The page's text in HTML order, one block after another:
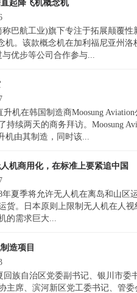
起降飞机概念机
巴航工业)旗下专注于拓展颠覆性
。该款概念机在加利福尼亚州洛
与优步等公司合作参与...
升机在韩国制造商Moosung
续两天的商务拜访。Moosung
机由其制造，同时该...
机商用化，在标准上要紧追中国
夏季将允许无人机在离岛和山区
货。日本原则上限制无人机在人
的需求巨大...
造项目
回族自治区党委副书记、银川市
主席、滨河新区党工委书记、管